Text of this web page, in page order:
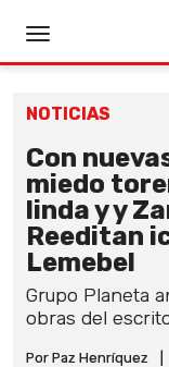
NOTICIAS
Con
miedo
linda y y
Reeditan
Lemebel
Grupo Planeta
obras del
Por Paz Henríquez